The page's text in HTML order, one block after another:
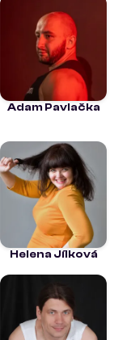
Adam Pavlačka
Helena Jílková